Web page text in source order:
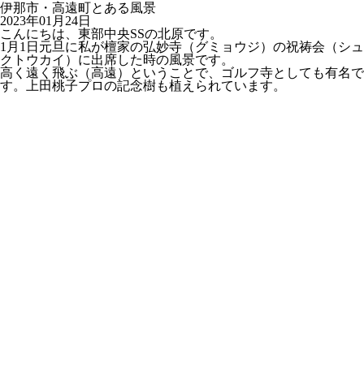
伊那市・高遠町とある風景
2023年01月24日
こんにちは、東部中央SSの北原です。
1月1日元旦に私が檀家の弘妙寺（グミョウジ）の祝祷会（シュ
クトウカイ）に出席した時の風景です。
高く遠く飛ぶ（高遠）ということで、ゴルフ寺としても有名で
す。上田桃子プロの記念樹も植えられています。